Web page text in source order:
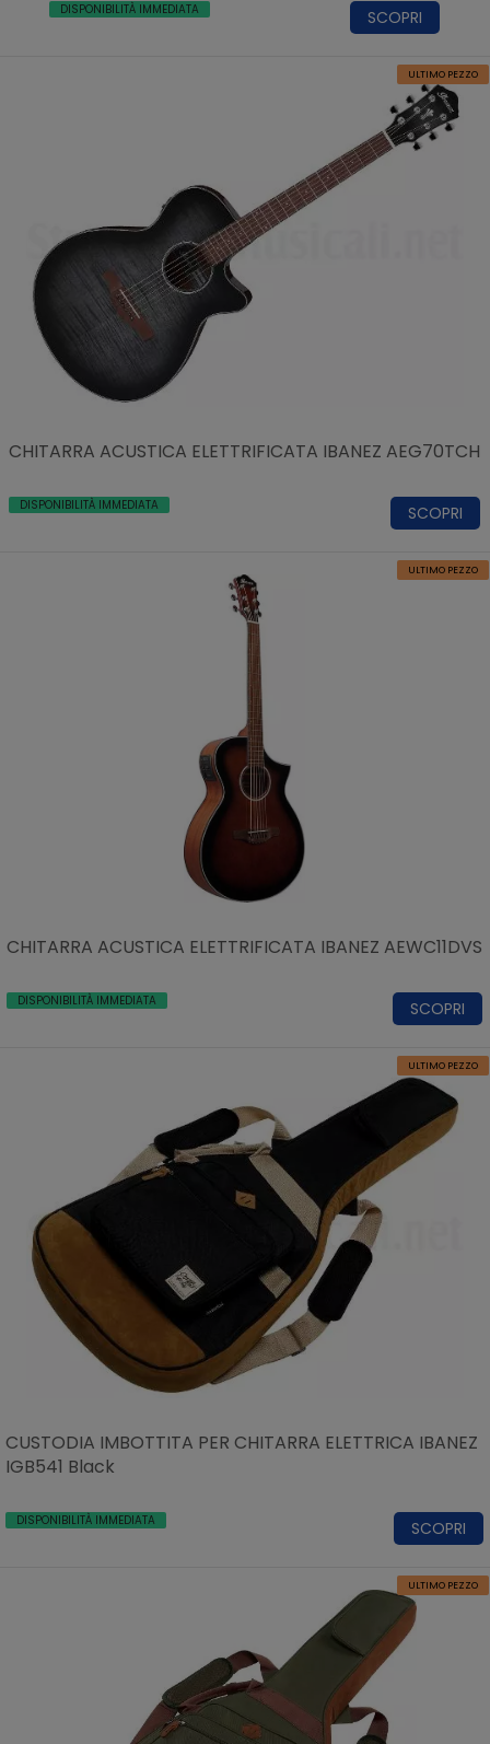
DISPONIBILITÀ IMMEDIATA SCOPRI
ULTIMO PEZZO
CHITARRA ACUSTICA ELETTRIFICATA IBANEZ AEG70TCH
DISPONIBILITÀ IMMEDIATA SCOPRI
ULTIMO PEZZO
CHITARRA ACUSTICA ELETTRIFICATA IBANEZ AEWC11DVS
DISPONIBILITÀ IMMEDIATA SCOPRI
ULTIMO PEZZO
CUSTODIA IMBOTTITA PER CHITARRA ELETTRICA IBANEZ
IGB541 Black
DISPONIBILITÀ IMMEDIATA SCOPRI
ULTIMO PEZZO